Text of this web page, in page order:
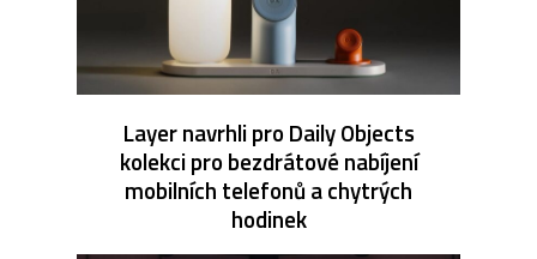
Layer navrhli pro Daily Objects
kolekci pro bezdrátové nabíjení
mobilních telefonů a chytrých
hodinek